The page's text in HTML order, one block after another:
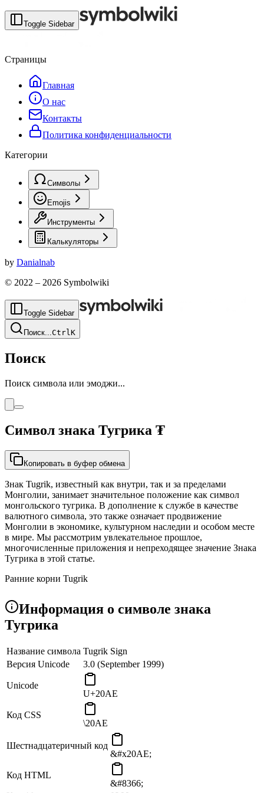
Toggle Sidebar
Страницы
Главная
О нас
Контакты
Политика конфиденциальности
Категории
Символы
Emojis
Инструменты
Калькуляторы
by Danialnab
© 2022 – 2026 Symbolwiki
Toggle Sidebar
Поиск...CtrlK
Поиск
Поиск символа или эмоджи...
Символ знака Тугрика ₮
Копировать в буфер обмена
Знак Tugrik, известный как внутри, так и за пределами
Монголии, занимает значительное положение как символ
монгольского тугрика. В дополнение к службе в качестве
валютного символа, это также означает продвижение
Монголии в экономике, культурном наследии и особом месте
в мире. Мы рассмотрим увлекательное прошлое,
многочисленные приложения и непреходящее значение Знака
Тугрика в этой статье.
Ранние корни Tugrik
Монгольский буксир (MNT), который является официальной
валютой страны, представлен Tugrik Sign. Tugrik имеет
долгую историю, которая связана с переходом Монголии от
традиционной, основанной на стадах экономики к
отражает особую культурную идентичность страны, развился
из обычного монгольского сценария.
Символ экономического прогресса
Tugrik Sign служит символом экономического роста Монголии
и перехода к рыночной экономике. Тугрик стал представлять
экономический рост и независимость Монголии в
постсоветскую эпоху, когда она вышла на путь экономических
реформ и глобализации.
Индикатор культурного наследия
Богатое культурное наследие Монголии, кочевые обычаи и
Информация о символе знака
Тугрика
Название символа Tugrik Sign
Версия Unicode
3.0 (September 1999)
Unicode
U+20AE
Код CSS
\20AE
Шестнадцатеричный код
&#x20AE;
Код HTML
&#8366;